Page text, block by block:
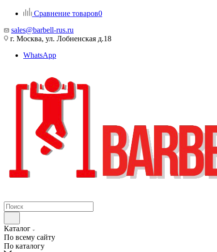
Сравнение товаров0
sales@barbell-rus.ru
г. Москва, ул. Лобненская д.18
WhatsApp
Каталог
По всему сайту
По каталогу